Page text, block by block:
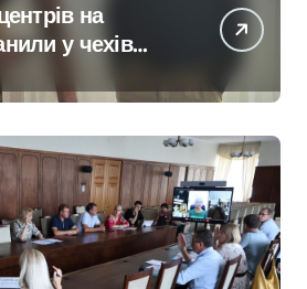
на
у чехів
судові